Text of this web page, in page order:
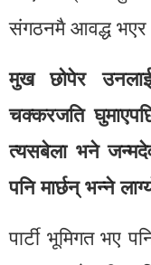
संगठनमै आवद्ध भएर
मुख छोपेर
चक्करजति
त्यसबेला भने
पनि मार्छन् भन्ने
पार्टी भूमिगत भए